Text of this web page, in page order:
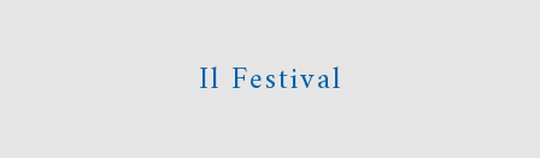
Il Festival